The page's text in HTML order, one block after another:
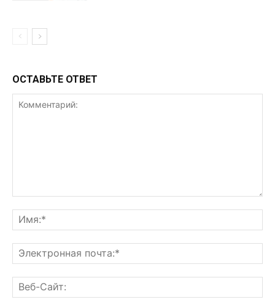
ОСТАВЬТЕ ОТВЕТ